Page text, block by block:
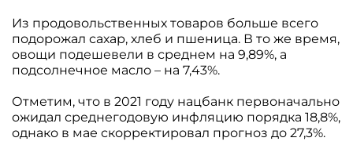
Из продовольственных товаров больше всего
подорожал сахар, хлеб и пшеница. В то же время,
овощи подешевели в среднем на 9,89%, а
подсолнечное масло – на 7,43%.
Отметим, что в 2021 году нацбанк первоначально
ожидал среднегодовую инфляцию порядка 18,8%,
однако в мае скорректировал прогноз до 27,3%.